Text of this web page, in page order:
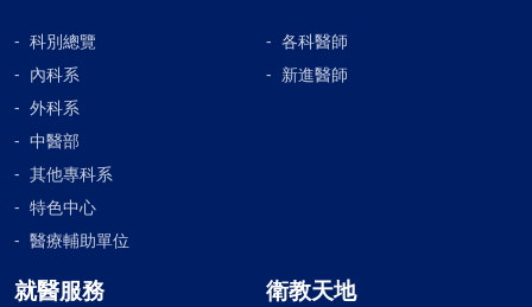
科別總覽
內科系
外科系
中醫部
其他專科系
特色中心
醫療輔助單位
各科醫師
新進醫師
就醫服務 衛教天地